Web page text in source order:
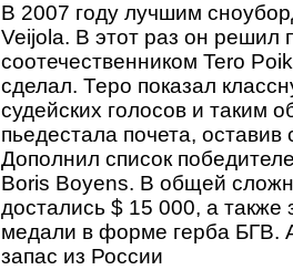
В 2007 году лучшим
Veijola. В этот раз он решил
соотечественником Tero
сделал. Теро показал
судейских голосов и таким
пьедестала почета,
Дополнил список
Boris Boyens. В общей
достались $ 15 000, а также
медали в форме герба БГВ.
запас из России